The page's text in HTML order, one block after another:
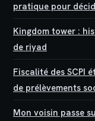
pratique pour
Kingdom tower :
de riyad
Fiscalité des SCPI
de prélèvements
Mon voisin passe